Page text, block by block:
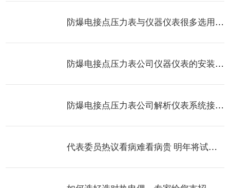
防爆电接点压力表与仪器仪表很多选用新的传感器
防爆电接点压力表公司仪器仪表的安装注意事项
防爆电接点压力表公司解析仪表系统接地类别
代表委员热议看病难看病贵 明年将试点医保跨省结算